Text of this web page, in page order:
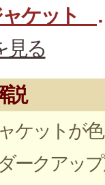
モンクレ
見る
説
ケットが色
ークアッ